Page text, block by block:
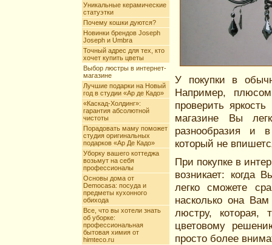
Уникальные керамические
статуэтки
Почему кошки дуются?
Новинки брендов Joseph
Joseph и Umbra
Точный адрес для тех, кто
хочет купить цветы
Выбор люстры в интернет-
магазине
Лучшие подарки на Новый
год в студии «Ар де Кадо»
«Каскад-Холдинг»:
гарантия абсолютной
чистоты
Порадовать маму поможет
студия оригинальных
подарков «Ар Де Кадо»
Уборку вашего коттеджа
возьмут на себя
профессионалы
Основы дома от
Democasa: посуда и
предметы кухонного
обихода
Все, что вы хотели знать
об уборке:
профессиональная
бытовая химия от
himteco.ru
У покупки в
Например,
проверить
магазине Вы
разнообразия и
который не
При покупке в
возникает: когда
легко сможете
насколько она
люстру,
цветовому
просто более